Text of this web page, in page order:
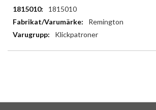
Mer
information
1815010
Remington
Klickpatroner